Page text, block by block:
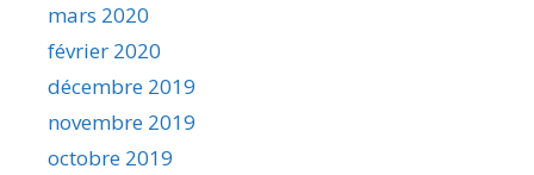
mars 2020
février 2020
décembre 2019
novembre 2019
octobre 2019